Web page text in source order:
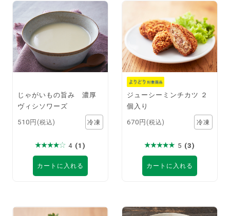
じゃがいもの旨み 濃厚
ヴィシソワーズ
510円 (税込)
4 (1)
カートに入れる
ジューシーミンチカツ ２
個入り
670円 (税込)
5 (3)
カートに入れる